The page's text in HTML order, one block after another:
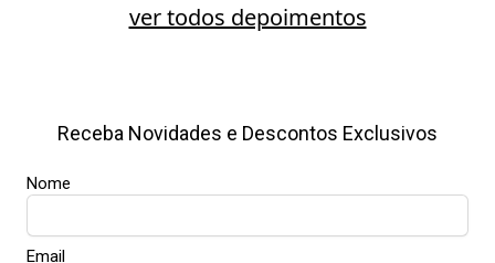
ver todos depoimentos
Receba Novidades e Descontos Exclusivos
Nome
Email